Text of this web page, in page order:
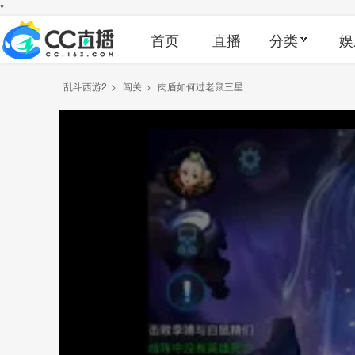
"
首页 直播 分类
乱斗西游2 > 闯关 > 肉盾如何过老鼠三星